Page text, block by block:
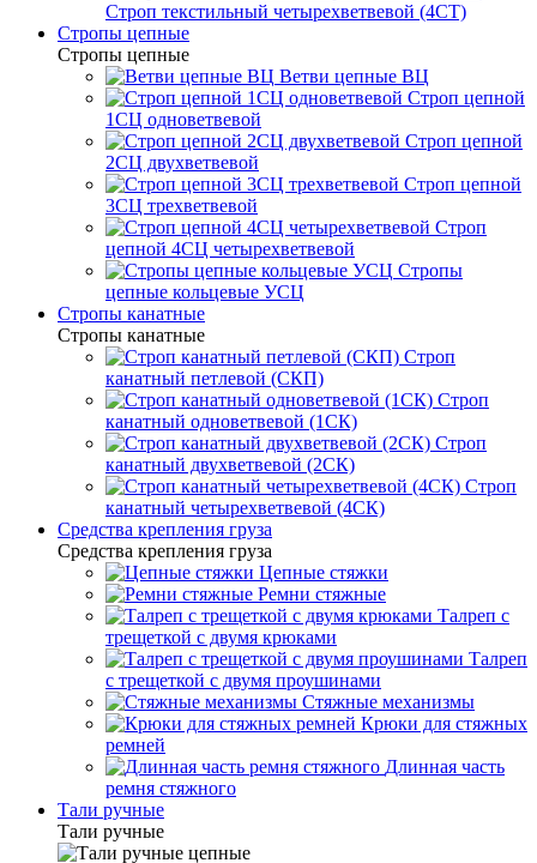
Строп текстильный четырехветвевой (4СТ)
Стропы цепные
Стропы цепные
Ветви цепные ВЦ
Строп цепной
1СЦ одноветвевой
Строп цепной
2СЦ двухветвевой
Строп цепной
3СЦ трехветвевой
Строп
цепной 4СЦ четырехветвевой
Стропы
цепные кольцевые УСЦ
Стропы канатные
Стропы канатные
Строп
канатный петлевой (СКП)
Строп
канатный одноветвевой (1СК)
Строп
канатный двухветвевой (2СК)
Строп
канатный четырехветвевой (4СК)
Средства крепления груза
Средства крепления груза
Цепные стяжки
Ремни стяжные
Талреп с
трещеткой с двумя крюками
Талреп
с трещеткой с двумя проушинами
Стяжные механизмы
Крюки для стяжных
ремней
Длинная часть
ремня стяжного
Тали ручные
Тали ручные